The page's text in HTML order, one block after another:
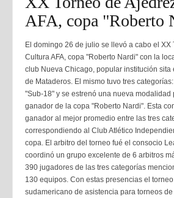
AFA, copa "Roberto
El domingo 26 de julio se llevó a cabo el XX
Cultura AFA, copa "Roberto Nardi" con la
club Nueva Chicago, popular institución
de Mataderos. El mismo tuvo tres
"Sub-18" y se estrenó una nueva modalidad
ganador de la copa "Roberto Nardi". Esta
ganador al mejor promedio entre las tres
correspondiendo al Club Atlético
copa. El arbitro del torneo fué el consocio
coordinó un grupo excelente de 6 arbitros
390 jugadores de las tres categorías
130 equipos. Con estas presencias el
sudamericano de asistencia para torneos